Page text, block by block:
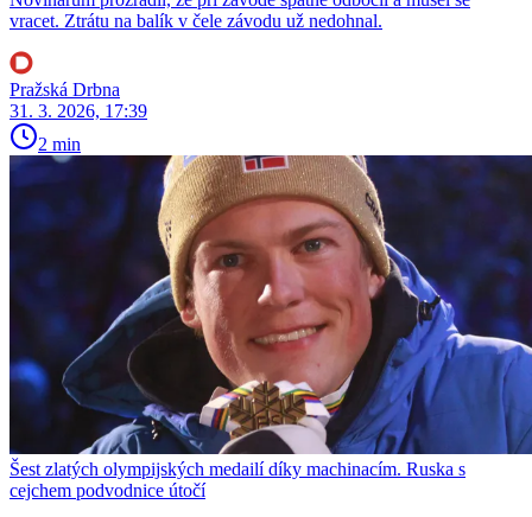
vracet. Ztrátu na balík v čele závodu už nedohnal.
Pražská Drbna
31. 3. 2026, 17:39
2 min
Šest zlatých olympijských medailí díky machinacím. Ruska s
cejchem podvodnice útočí